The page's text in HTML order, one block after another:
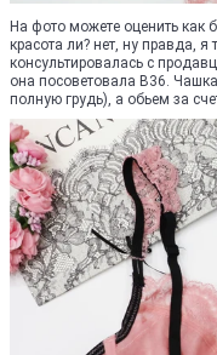
На фото можете оценить как
красота ли? нет, ну правда,
консультировалась с
она посоветовала B36.
полную грудь), а обьем за